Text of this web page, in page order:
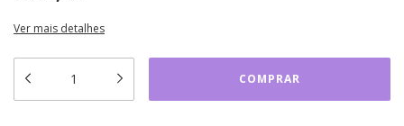
Ver mais detalhes